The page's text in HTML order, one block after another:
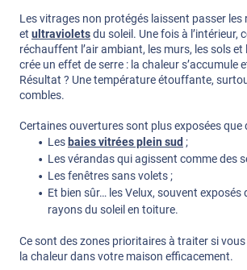
Les vitrages non protégés laissent passer
et ultravioletsdu soleil. Une fois à l’intérieur,
réchauffent l’air ambiant, les murs, les sols et
crée un effet de serre : la chaleur s’accumule
Résultat ? Une température étouffante,
combles.
Certaines ouvertures sont plus exposées que
Les baies vitrées plein sud ;
Les vérandas qui agissent comme des
Les fenêtres sans volets ;
Et bien sûr… les Velux, souvent
rayons du soleil en toiture.
Ce sont des zones prioritaires à traiter si
la chaleur dans votre maison efficacement.